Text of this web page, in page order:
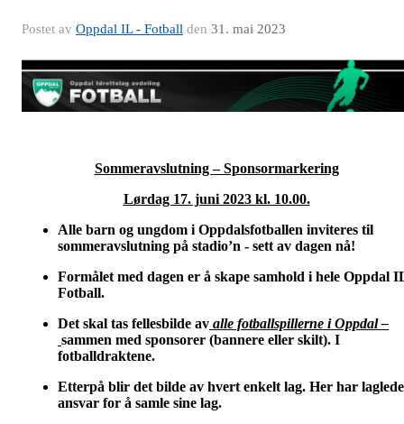
Postet av Oppdal IL - Fotball den 31. mai 2023
Sommeravslutning – Sponsormarkering
Lørdag 17. juni 2023 kl. 10.00.
Alle barn og ungdom i Oppdalsfotballen inviteres til
sommeravslutning på stadio’n - sett av dagen nå!
Formålet med dagen er å skape samhold i hele Oppdal
Fotball.
Det skal tas fellesbilde av alle fotballspillerne i Oppdal –
sammen med sponsorer (bannere eller skilt). I
fotballdraktene.
Etterpå blir det bilde av hvert enkelt lag. Her har
ansvar for å samle sine lag.